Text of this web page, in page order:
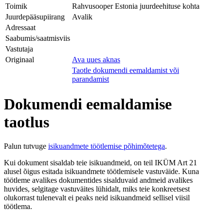
Toimik
Rahvusooper Estonia juurdeehituse kohta
Juurdepääsupiirang
Avalik
Adressaat
Saabumis/saatmisviis
Vastutaja
Originaal
Ava uues aknas
Taotle dokumendi eemaldamist või
parandamist
Dokumendi eemaldamise
taotlus
Palun tutvuge isikuandmete töötlemise põhimõtetega.
Kui dokument sisaldab teie isikuandmeid, on teil IKÜM Art 21
alusel õigus esitada isikuandmete töötlemisele vastuväide. Kuna
töötleme avalikes dokumentides sisalduvaid andmeid avalikes
huvides, selgitage vastuväites lühidalt, miks teie konkreetsest
olukorrast tulenevalt ei peaks neid isikuandmeid sellisel viisil
töötlema.